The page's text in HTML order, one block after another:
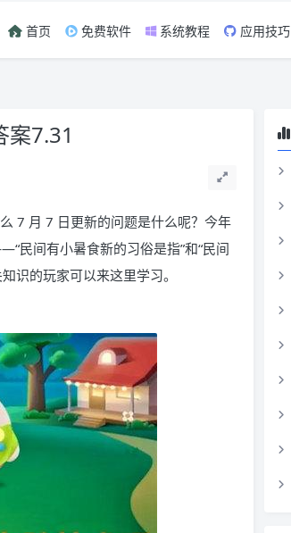
首页 免费软件 系统教程 应用技巧
案7.31
7 月 7 日更新的问题是什么呢？今年
民间有小暑食新的习俗是指”和“民间
识的玩家可以来这里学习。